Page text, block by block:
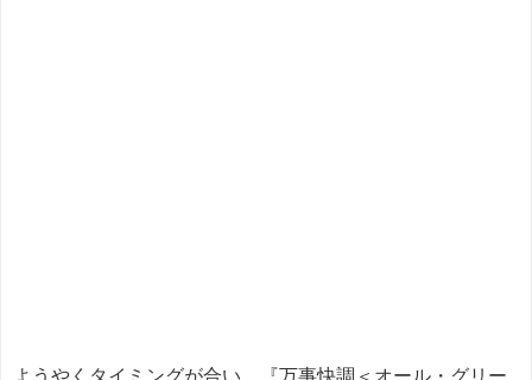
ようやくタイミングが合い、『万事快調＜オール・グリー